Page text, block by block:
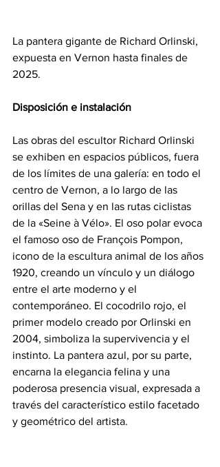
La pantera gigante de Richard Orlinski,
expuesta en Vernon hasta finales de
2025.
Disposición e instalación
Las obras del escultor Richard Orlinski
se exhiben en espacios públicos, fuera
de los límites de una galería: en todo el
centro de Vernon, a lo largo de las
orillas del Sena y en las rutas ciclistas
de la «Seine à Vélo». El oso polar evoca
el famoso oso de François Pompon,
icono de la escultura animal de los años
1920, creando un vínculo y un diálogo
entre el arte moderno y el
contemporáneo. El cocodrilo rojo, el
primer modelo creado por Orlinski en
2004, simboliza la supervivencia y el
instinto. La pantera azul, por su parte,
encarna la elegancia felina y una
poderosa presencia visual, expresada a
través del característico estilo facetado
y geométrico del artista.